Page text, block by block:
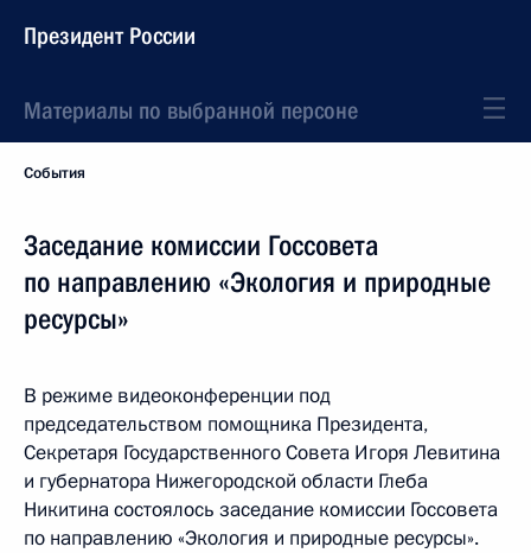
Президент России
Материалы по выбранной персоне
События
Заседание комиссии Госсовета
по направлению «Экология и природные
ресурсы»
В режиме видеоконференции под
председательством помощника Президента,
Секретаря Государственного Совета Игоря Левитина
и губернатора Нижегородской области Глеба
Никитина состоялось заседание комиссии Госсовета
по направлению «Экология и природные ресурсы».